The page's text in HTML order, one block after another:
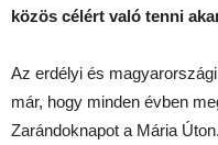
közös célért való tenni
Az erdélyi és
már, hogy minden évben
Zarándoknapot a Mária